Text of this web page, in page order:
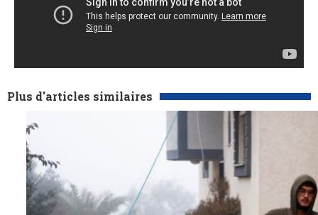
Plus d'articles similaires